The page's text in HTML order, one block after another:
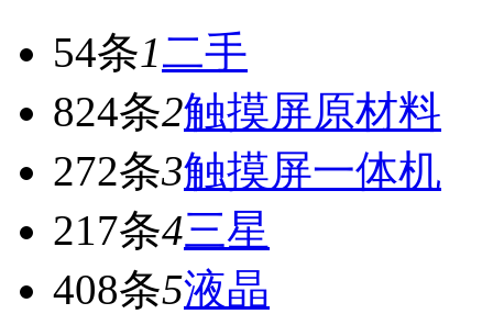
54条1二手
824条2触摸屏原材料
272条3触摸屏一体机
217条4三星
408条5液晶